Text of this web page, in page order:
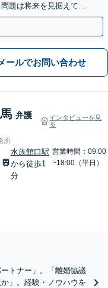
題は将来を見据えて丁
柔軟に対応」
ールでお問い合わせ
弁護
インタビューを見
る
所
水族館口駅
から徒歩1
分
営業時間：09:00
~18:00（平日）
トナー」。「離婚協議
」。経験・ノウハウを